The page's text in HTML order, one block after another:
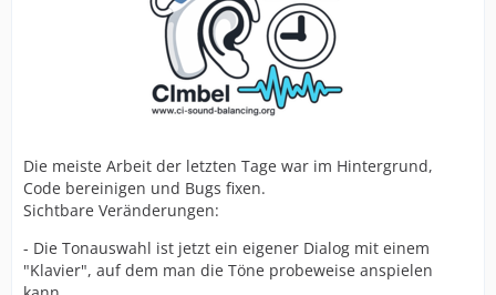
Die meiste Arbeit der letzten Tage war im Hintergrund,
Code bereinigen und Bugs fixen.
Sichtbare Veränderungen:
- Die Tonauswahl ist jetzt ein eigener Dialog mit einem
"Klavier", auf dem man die Töne probeweise anspielen